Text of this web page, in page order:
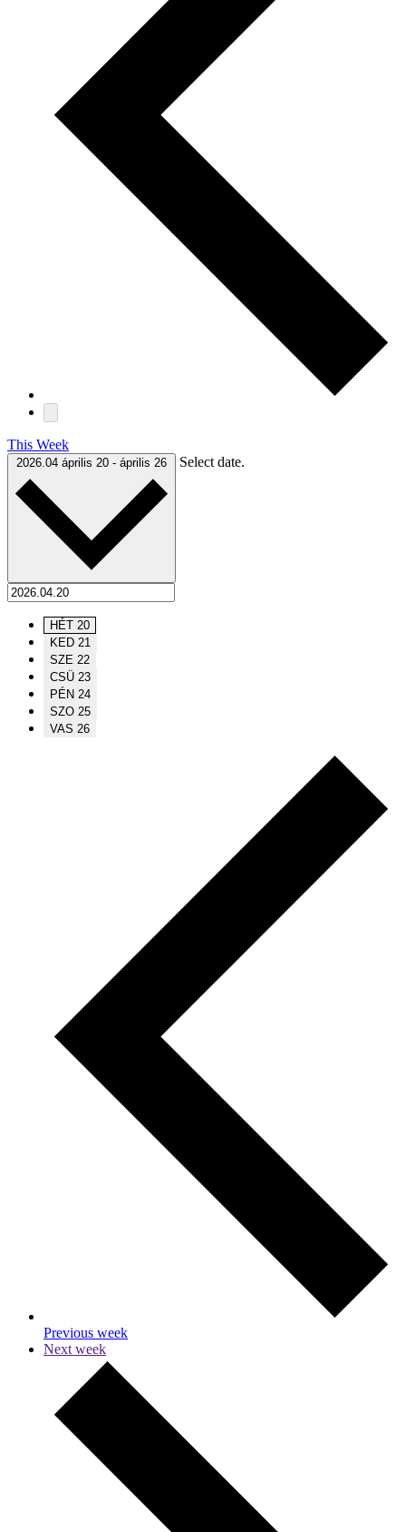
This Week
2026.04 április 20 - április 26 Select date.
HÉT 20
KED 21
SZE 22
CSÜ 23
PÉN 24
SZO 25
VAS 26
Previous week
Next week